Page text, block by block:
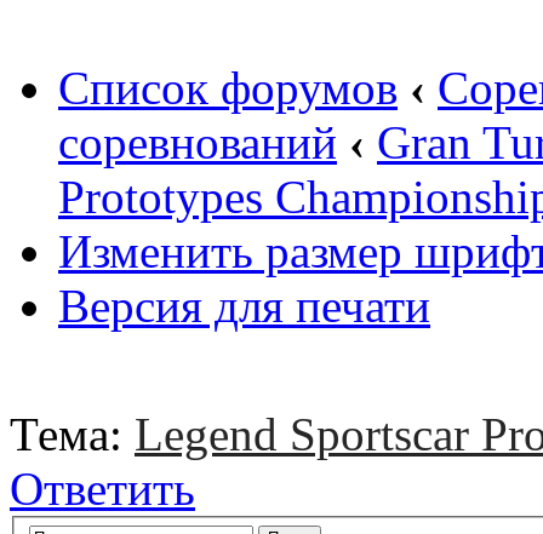
Список форумов ‹
соревнований ‹ Gran
Prototypes
Изменить размер
Версия для печати
Тема: Legend Sportscar
Ответить